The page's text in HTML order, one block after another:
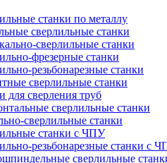
станки по металлу
сверлильные станки
сверлильные станки
фрезерные станки
резьбонарезные станки
сверлильные станки
для сверления труб
сверлильные станки
сверлильные станки
станки с ЧПУ
резьбонарезные станки с
сверлильные